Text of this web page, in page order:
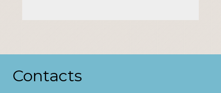
Contacts